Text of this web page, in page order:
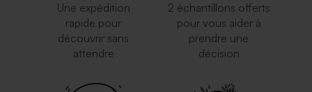
Une expédition
rapide pour
découvrir sans
attendre
2 échantillons offerts
pour vous aider à
prendre une
décision